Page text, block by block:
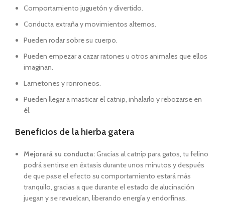
Comportamiento juguetón y divertido.
Conducta extraña y movimientos alternos.
Pueden rodar sobre su cuerpo.
Pueden empezar a cazar ratones u otros animales que ellos
imaginan.
Lametones y ronroneos.
Pueden llegar a masticar el catnip, inhalarlo y rebozarse en
él.
Beneficios de la hierba gatera
Mejorará su conducta:Gracias al catnip para gatos, tu felino
podrá sentirse en éxtasis durante unos minutos y después
de que pase el efecto su comportamiento estará más
tranquilo, gracias a que durante el estado de alucinación
juegan y se revuelcan, liberando energía y endorfinas.